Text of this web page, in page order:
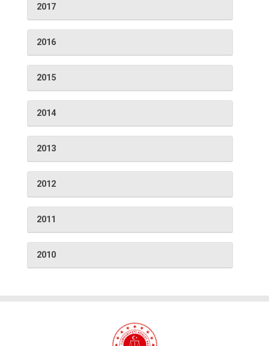
2017
2016
2015
2014
2013
2012
2011
2010